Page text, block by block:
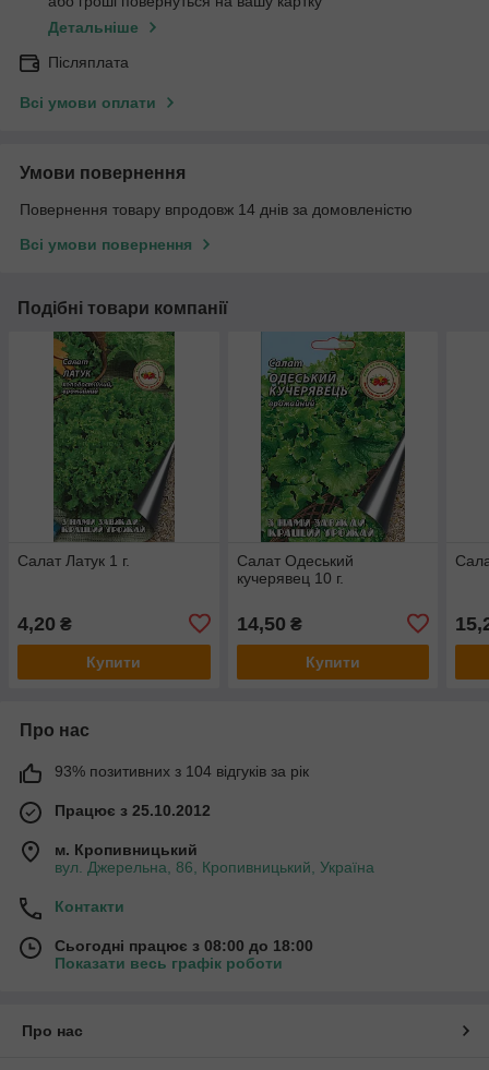
Детальніше
Післяплата
Всі умови оплати
Умови повернення
Повернення товару впродовж 14 днів за домовленістю
Всі умови повернення
Подібні товари компанії
Салат Латук 1 г.
4,20 ₴
Купити
Салат Одеський
кучерявец 10 г.
14,50 ₴
Купити
Про нас
93% позитивних з 104 відгуків за рік
Працює з 25.10.2012
м. Кропивницький
вул. Джерельна, 86, Кропивницький, Україна
Контакти
Сьогодні працює з 08:00 до 18:00
Показати весь графік роботи
Про нас